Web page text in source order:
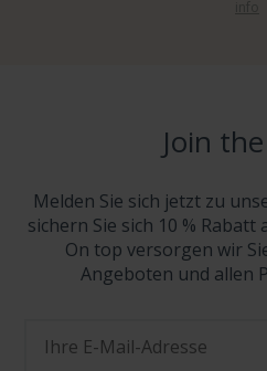
Join
Melden Sie sich jetzt zu
sichern Sie sich 10 %
On top versorgen wir
Angeboten und allen